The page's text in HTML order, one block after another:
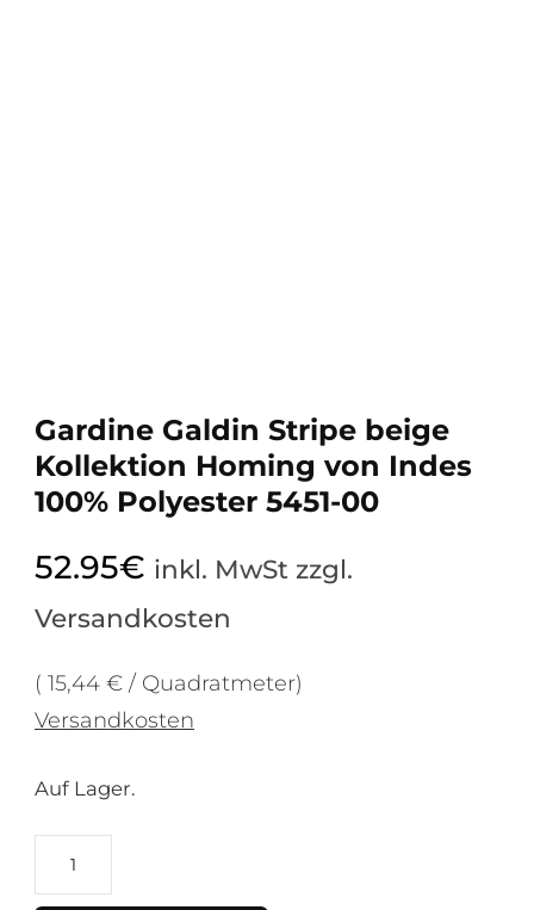
Gardine Galdin Stripe beige
Kollektion Homing von Indes
100% Polyester 5451-00
52.95€ inkl. MwSt zzgl.
Versandkosten
( 15,44 € / Quadratmeter)
Versandkosten
Auf Lager.
Galdin